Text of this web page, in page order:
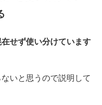
在せず使い分けています
いと思うので説明して